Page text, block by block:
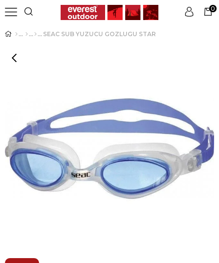
Üye Girişi Üye Ol
0
SEAC SUB YUZUCU GOZLUGU STAR